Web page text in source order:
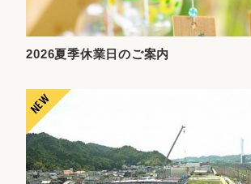
2026夏季休業日のご案内